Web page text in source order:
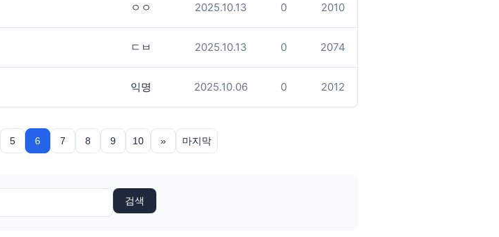
ㅇㅇ 2025.10.13 0 2010
ㄷㅂ 2025.10.13 0 2074
익명 2025.10.06 0 2012
5 6 7 8 9 10 » 마지막
검색